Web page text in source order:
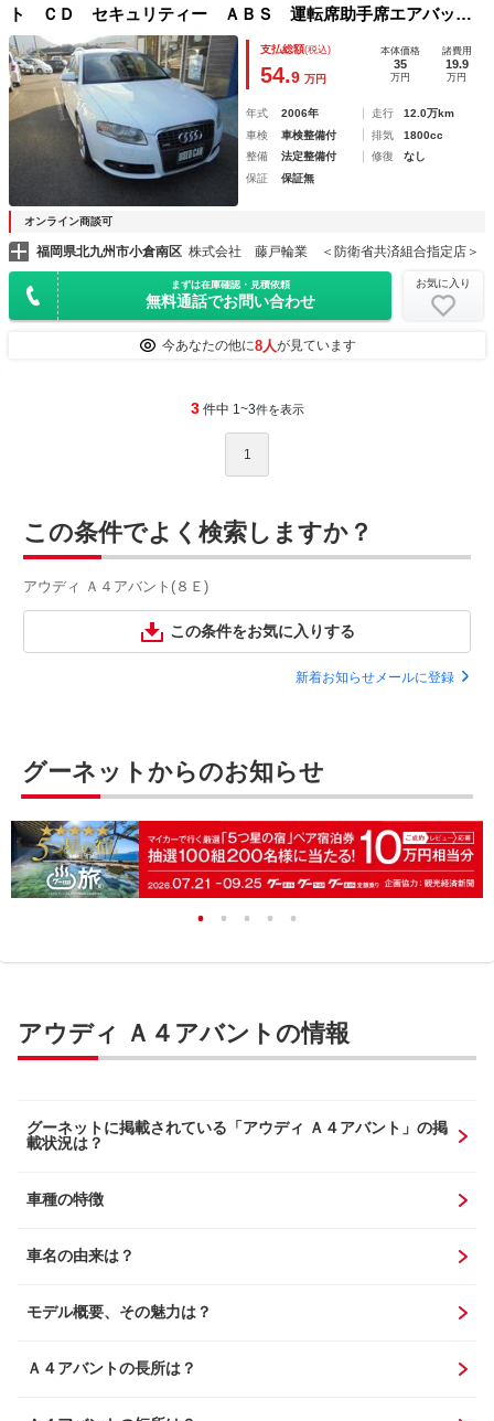
ト ＣＤ セキュリティー ＡＢＳ 運転席助手席エアバッ
ク エアコン パワステ パワーウインド
支払総額(税込)
54.9 万円
本体価格
35
万円
諸費用
19.9
万円
年式 2006年 走行
12.0万km
車検
車検整備付 排気
1800cc
整備
法定整備付 修復
なし
保証
保証無
オンライン商談可
福岡県北九州市小倉南区 株式会社 藤戸輪業 ＜防衛省共済組合指定店＞
まずは在庫確認・見積依頼
無料通話でお問い合わせ
お気に入り
今あなたの他に8人が見ています
3 件中 1~3件を表示
1
この条件でよく検索しますか？
アウディ Ａ４アバント(８Ｅ)
この条件をお気に入りする
新着お知らせメールに登録
グーネットからのお知らせ
アウディ Ａ４アバントの情報
グーネットに掲載されている「アウディ Ａ４アバント」の掲
載状況は？
車種の特徴
車名の由来は？
モデル概要、その魅力は？
Ａ４アバントの長所は？